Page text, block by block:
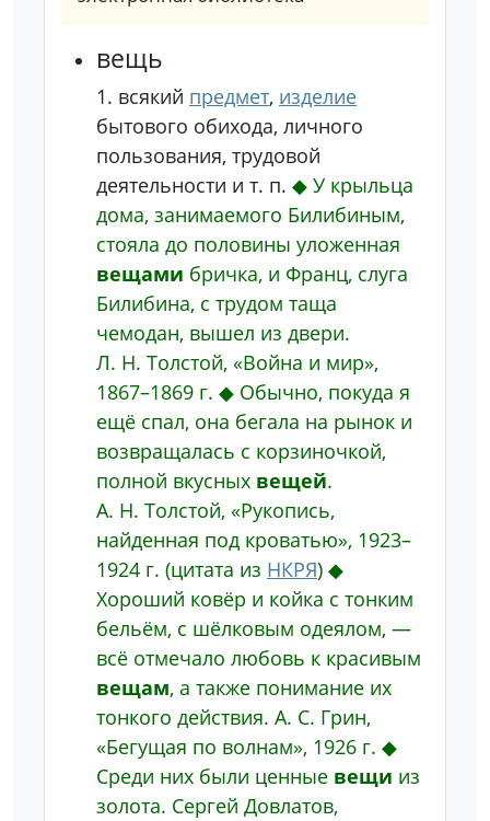
вещь
1. всякий предмет, изделие
бытового обихода, личного
пользования, трудовой
деятельности и т. п. ◆ У крыльца
дома, занимаемого Билибиным,
стояла до половины уложенная
вещами бричка, и Франц, слуга
Билибина, с трудом таща
чемодан, вышел из двери.
Л. Н. Толстой, «Война и мир»,
1867–1869 г. ◆ Обычно, покуда я
ещё спал, она бегала на рынок и
возвращалась с корзиночкой,
полной вкусных вещей.
А. Н. Толстой, «Рукопись,
найденная под кроватью», 1923–
1924 г. (цитата из НКРЯ) ◆
Хороший ковёр и койка с тонким
бельём, с шёлковым одеялом, —
всё отмечало любовь к красивым
вещам, а также понимание их
тонкого действия. А. С. Грин,
«Бегущая по волнам», 1926 г. ◆
Среди них были ценные вещи из
золота. Сергей Довлатов,